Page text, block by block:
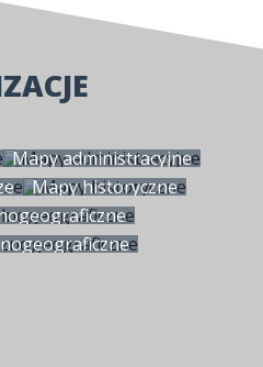
Mapy administracyjne
Mapy historyczne